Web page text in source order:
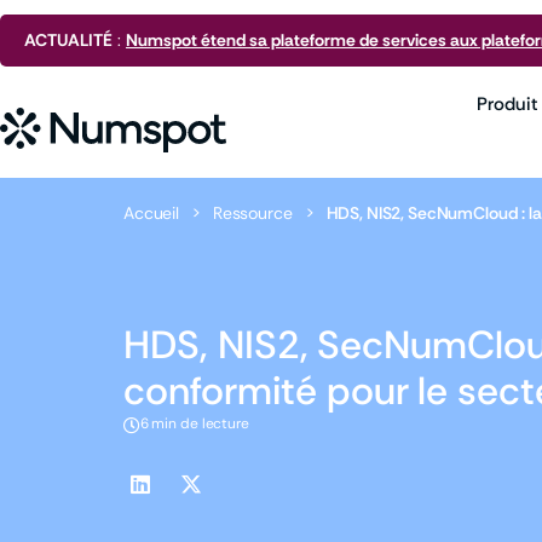
ACTUALITÉ : Numspot étend sa plateforme de services aux
Produit
Accueil > Ressource > HDS, NIS2, SecNumCloud
HDS, NIS2,
conformité pour le
6 min de lecture